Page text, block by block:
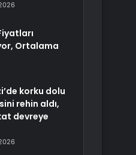
Ortalama
korku dolu
rehin aldı,
devreye